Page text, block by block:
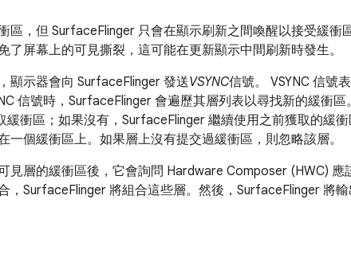
區，但 SurfaceFlinger 只會在顯示刷新之間喚醒以接受緩衝
了屏幕上的可見撕裂，這可能在更新顯示中間刷新時發生。
顯示器會向 SurfaceFlinger 發送VSYNC信號。 VSYNC 信號
信號時，SurfaceFlinger 會遍歷其層列表以尋找新的緩衝
緩衝區；如果沒有，SurfaceFlinger 繼續使用之前獲取的緩
一個緩衝區上。如果層上沒有提交過緩衝區，則忽略該層。
見層的緩衝區後，它會詢問 Hardware Composer (HWC) 應
，SurfaceFlinger 將組合這些層。然後，SurfaceFlinger 將